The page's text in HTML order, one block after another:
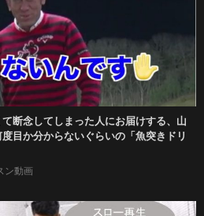
断念してしまった人にお届けする、山
目か分からないぐらいの「魚突きドリ
ン動画